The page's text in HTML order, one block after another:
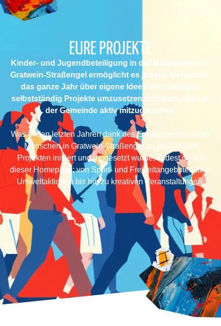
EURE PROJEKTE
Kinder- und Jugendbeteiligung in der Marktgemeinde
Gratwein-Straßengel ermöglicht es jungen Menschen,
das ganze Jahr über eigene Ideen einzubringen,
selbstständig Projekte umzusetzen und das Leben in
der Gemeinde aktiv mitzugestalten.
Was in den letzten Jahren dank des Engagements junger
Menschen in Gratwein-Straßengel an großartigen
Projekten initiiert und umgesetzt wurde, findest du auf
dieser Homepage: von Sport- und Freizeitangeboten über
Umweltaktionen bis hin zu kreativen Veranstaltungen.